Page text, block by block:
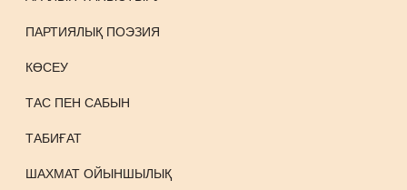
ПАРТИЯЛЫҚ ПОЭЗИЯ
КӨСЕУ
ТАС ПЕН САБЫН
ТАБИҒАТ
ШАХМАТ ОЙЫНШЫЛЫҚ